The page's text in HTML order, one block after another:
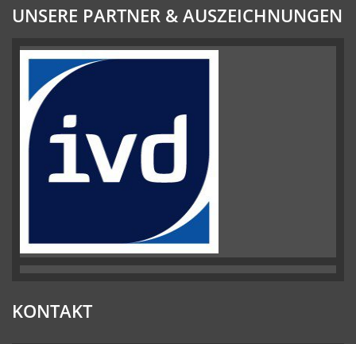
UNSERE PARTNER & AUSZEICHNUNGEN
KONTAKT